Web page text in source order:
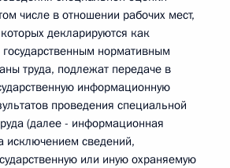
числе в отношении рабочих мест,
декларируются как
государственным нормативным
труда, подлежат передаче в
информационную
проведения специальной
(далее - информационная
исключением сведений,
или иную охраняемую